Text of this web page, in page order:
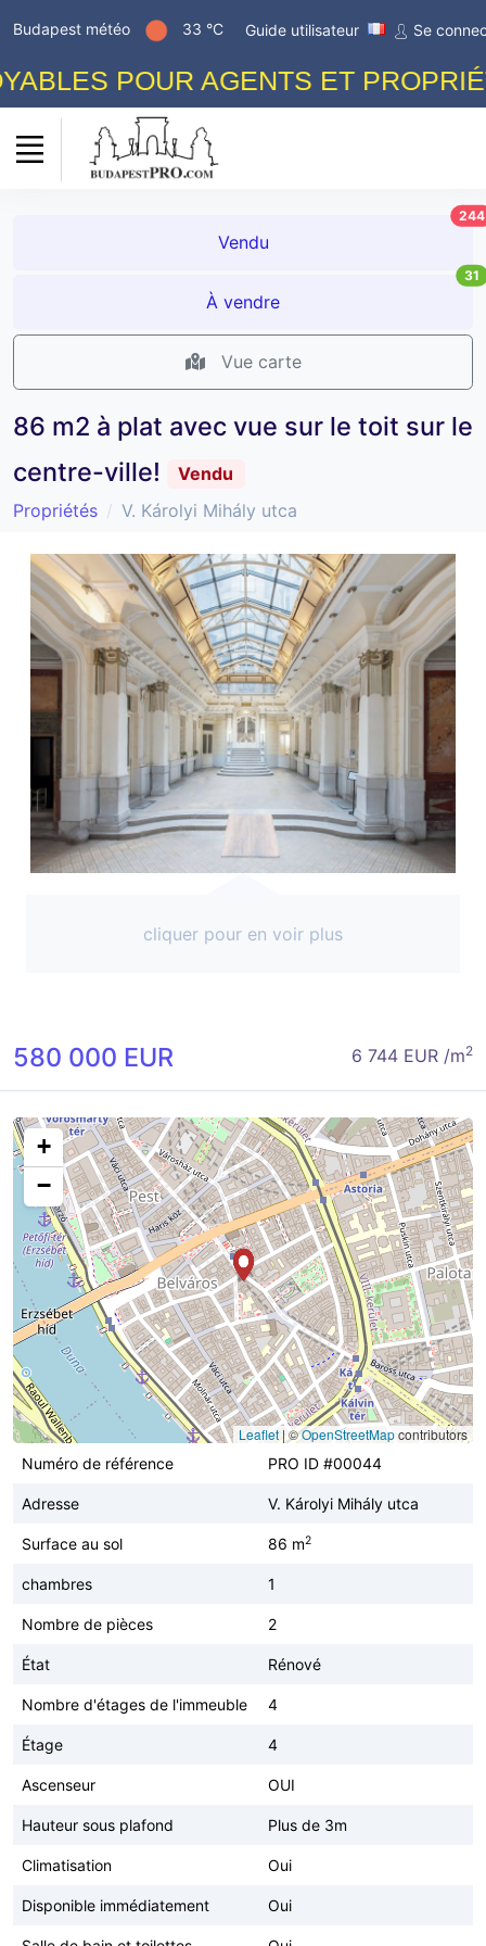
Budapest météo 33 °C Guide utilisateur Se
POUR AGENTS ET
Vendu
244
À vendre
31
Vue carte
86 m2 à plat avec vue sur le toit sur le
centre-ville!
Vendu
Propriétés
V. Károlyi Mihály utca
cliquer pour en voir plus
580 000 EUR 6 744 EUR /m2
+
−
Leaflet|©OpenStreetMapcontributors
Numéro de référence
PRO ID #00044
Adresse V. Károlyi Mihály utca
Surface au sol 86 m2
chambres 1
Nombre de pièces 2
État Rénové
Nombre d'étages de l'immeuble 4
Étage 4
Ascenseur OUI
Hauteur sous plafond Plus de 3m
Climatisation Oui
Disponible immédiatement Oui